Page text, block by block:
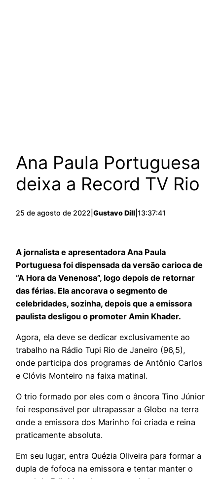
Ana Paula Portuguesa
deixa a Record TV Rio
25 de agosto de 2022 Gustavo Dill 13:37:41
A jornalista e apresentadora Ana Paula
Portuguesa foi dispensada da versão carioca de
“A Hora da Venenosa”, logo depois de retornar
das férias. Ela ancorava o segmento de
celebridades, sozinha, depois que a emissora
paulista desligou o promoter Amin Khader.
Agora, ela deve se dedicar exclusivamente ao
trabalho na Rádio Tupi Rio de Janeiro (96,5),
onde participa dos programas de Antônio Carlos
e Clóvis Monteiro na faixa matinal.
O trio formado por eles com o âncora Tino Júnior
foi responsável por ultrapassar a Globo na terra
onde a emissora dos Marinho foi criada e reina
praticamente absoluta.
Em seu lugar, entra Quézia Oliveira para formar a
dupla de fofoca na emissora e tentar manter o